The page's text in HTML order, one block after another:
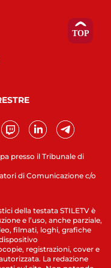
presso il Tribunale di
di Comunicazione c/o
della testata STILETV è
e l’uso, anche parziale,
filmati, loghi, grafiche
registrazioni, cover e
La redazione